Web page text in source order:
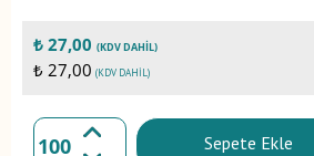
₺ 27,00 (KDV DAHIL)
₺ 27,00 (KDV DAHIL)
Sepete Ekle